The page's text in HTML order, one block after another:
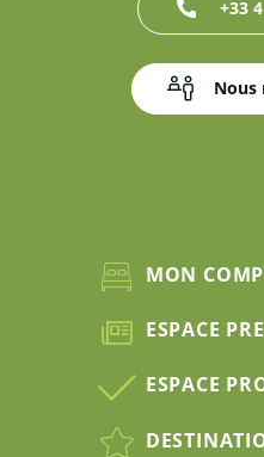
+33
Nous
MON
ESPACE
ESPACE